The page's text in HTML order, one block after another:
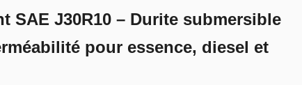
SAE J30R10 – Durite submersible
pour essence, diesel et